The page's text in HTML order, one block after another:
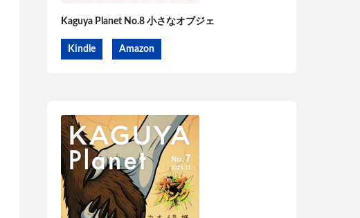
Kaguya Planet No.8 小さなオブジェ
Kindle Amazon